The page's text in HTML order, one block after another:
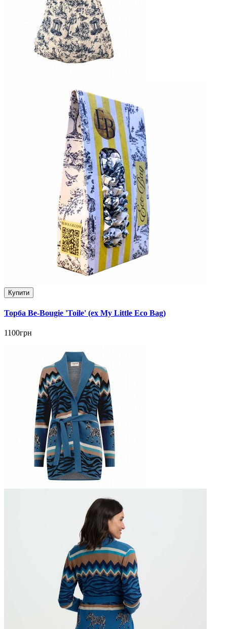
Купити
Торба Be-Bougie 'Toile' (ex My Little Eco Bag)
1100грн